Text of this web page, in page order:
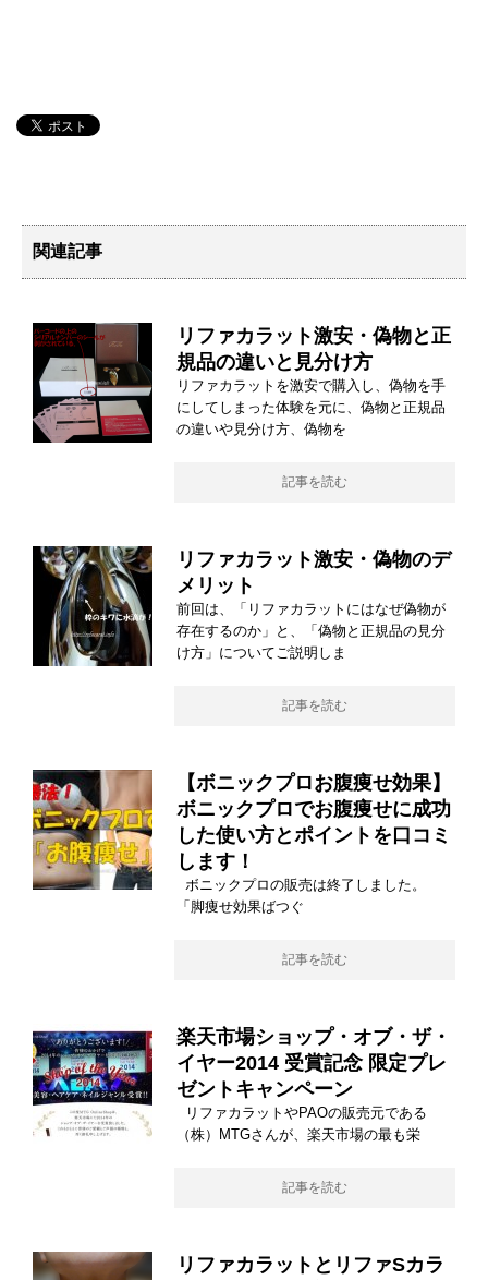
関連記事
リファカラット激安・偽物と正
規品の違いと見分け方
リファカラットを激安で購入し、偽物を手
にしてしまった体験を元に、偽物と正規品
の違いや見分け方、偽物を
記事を読む
リファカラット激安・偽物のデ
メリット
前回は、「リファカラットにはなぜ偽物が
存在するのか」と、「偽物と正規品の見分
け方」についてご説明しま
記事を読む
【ボニックプロお腹痩せ効果】
ボニックプロでお腹痩せに成功
した使い方とポイントを口コミ
します！
ボニックプロの販売は終了しました。
「脚痩せ効果ばつぐ
記事を読む
楽天市場ショップ・オブ・ザ・
イヤー2014 受賞記念 限定プレ
ゼントキャンペーン
リファカラットやPAOの販売元である
（株）MTGさんが、楽天市場の最も栄
記事を読む
リファカラットとリファSカラ